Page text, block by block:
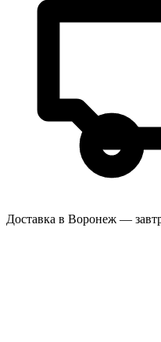
Доставка в Воронеж —